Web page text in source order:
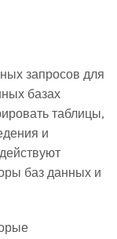
запросов для
базах
таблицы,
и
баз данных и